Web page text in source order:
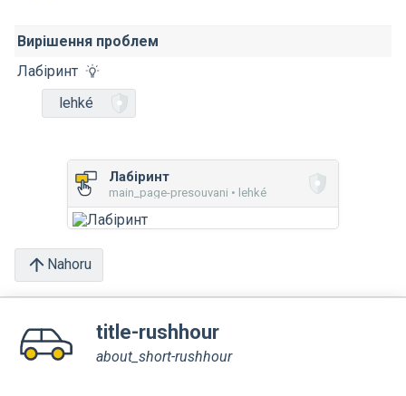
Вирішення проблем
Лабіринт
lehké
Лабіринт
main_page-presouvani • lehké
Nahoru
title-rushhour
about_short-rushhour